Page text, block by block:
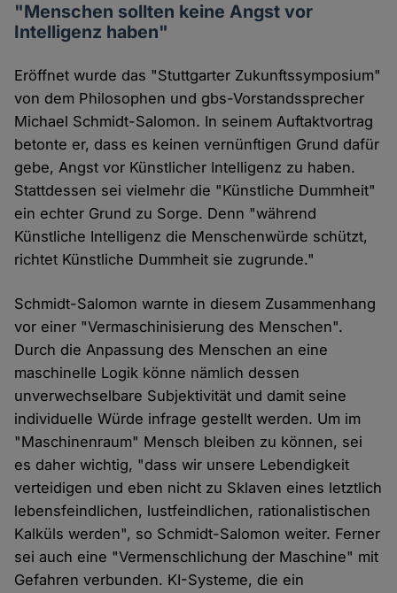
"Menschen sollten keine Angst vor
Intelligenz haben"
Eröffnet wurde das "Stuttgarter Zukunftssymposium"
von dem Philosophen und gbs-Vorstandssprecher
Michael Schmidt-Salomon. In seinem Auftaktvortrag
betonte er, dass es keinen vernünftigen Grund dafür
gebe, Angst vor Künstlicher Intelligenz zu haben.
Stattdessen sei vielmehr die "Künstliche Dummheit"
ein echter Grund zu Sorge. Denn "während
Künstliche Intelligenz die Menschenwürde schützt,
richtet Künstliche Dummheit sie zugrunde."
Schmidt-Salomon warnte in diesem Zusammenhang
vor einer "Vermaschinisierung des Menschen".
Durch die Anpassung des Menschen an eine
maschinelle Logik könne nämlich dessen
unverwechselbare Subjektivität und damit seine
individuelle Würde infrage gestellt werden. Um im
"Maschinenraum" Mensch bleiben zu können, sei
es daher wichtig, "dass wir unsere Lebendigkeit
verteidigen und eben nicht zu Sklaven eines letztlich
lebensfeindlichen, lustfeindlichen, rationalistischen
Kalküls werden", so Schmidt-Salomon weiter. Ferner
sei auch eine "Vermenschlichung der Maschine" mit
Gefahren verbunden. KI-Systeme, die ein